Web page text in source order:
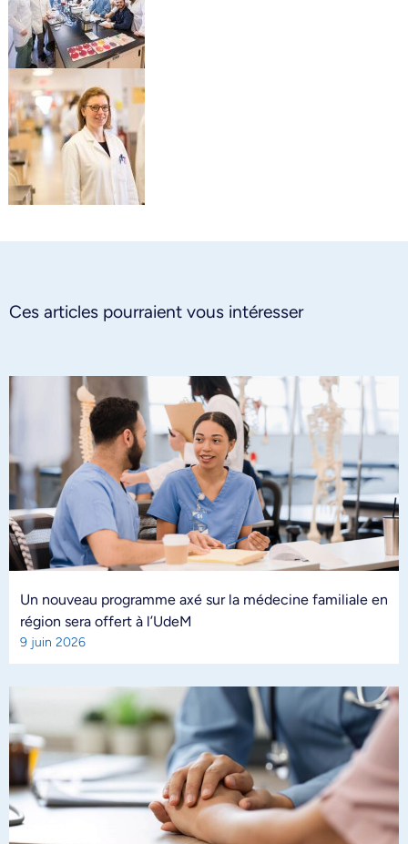
Ces articles pourraient vous intéresser
Un nouveau programme axé sur la médecine familiale en
région sera offert à l’UdeM
9 juin 2026